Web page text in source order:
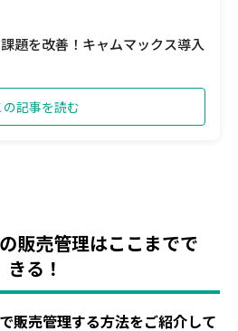
題を改善！キャムマックス導入
の記事を読む
販売管理はここまでで
きる！
販売管理する方法をご紹介して